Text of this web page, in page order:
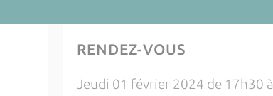
RENDEZ-VOUS
Jeudi 01 février 2024 de 17h30 à